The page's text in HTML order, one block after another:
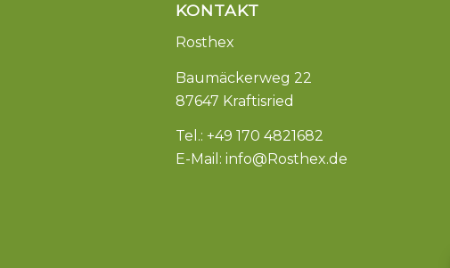
KONTAKT
Rosthex
Baumäckerweg 22
87647 Kraftisried
Tel.: +49 170 4821682
E-Mail: info@Rosthex.de